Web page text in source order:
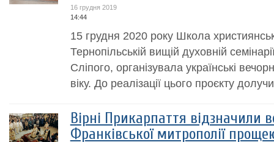
16 грудня 2019
14:44
15 грудня 2020 року Школа
Тернопільській вищій духовній
Сліпого, організувала українські
віку. До реалізації цього проєкту
Вірні Прикарпаття відзначили
Франківської митрополії